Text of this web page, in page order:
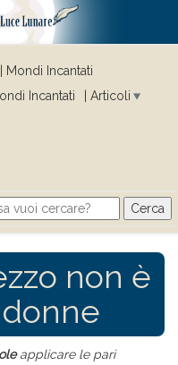
Mondi Incantati
Incantati
Articoli
form
non è
applicare le pari